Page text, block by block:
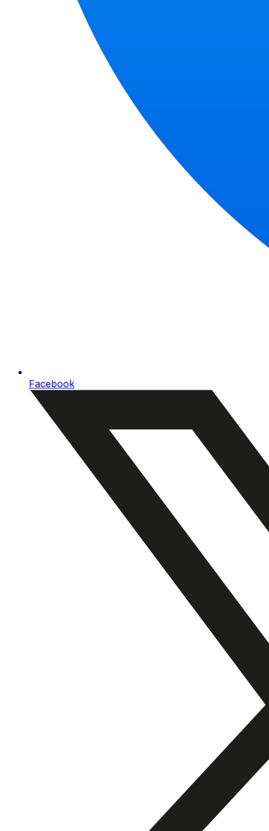
Facebook